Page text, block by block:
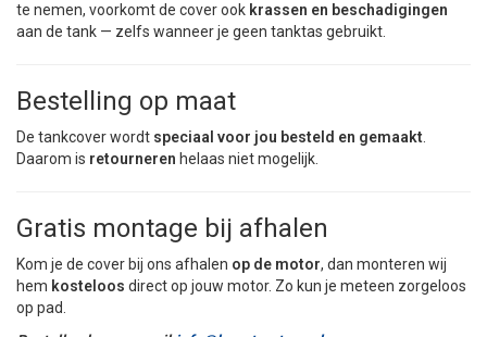
te nemen, voorkomt de cover ook krassen en beschadigingen
aan de tank — zelfs wanneer je geen tanktas gebruikt.
Bestelling op maat
De tankcover wordt speciaal voor jou besteld en gemaakt
Daarom is retourneren helaas niet mogelijk.
Gratis montage bij afhalen
Kom je de cover bij ons afhalen op de motor, dan monteren wij
hem kosteloos direct op jouw motor. Zo kun je meteen zorgeloos
op pad.